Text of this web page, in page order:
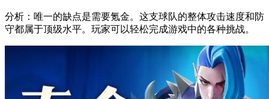
分析：唯一的缺点是需要氪金。这支球队的整体攻击速度和防
守都属于顶级水平。玩家可以轻松完成游戏中的各种挑战。